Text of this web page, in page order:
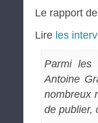
Le rapport
Lire les
Parmi les
Antoine
nombreux
de publier,